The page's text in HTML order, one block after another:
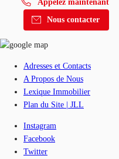
Données marchés
Pourquoi JLL?
NxT
Flex & Co-working
Nous contacter
Appelez maintenant
Nous contacter
Adresses et Contacts
A Propos de Nous
Lexique Immobilier
Plan du Site | JLL
Instagram
Facebook
Twitter